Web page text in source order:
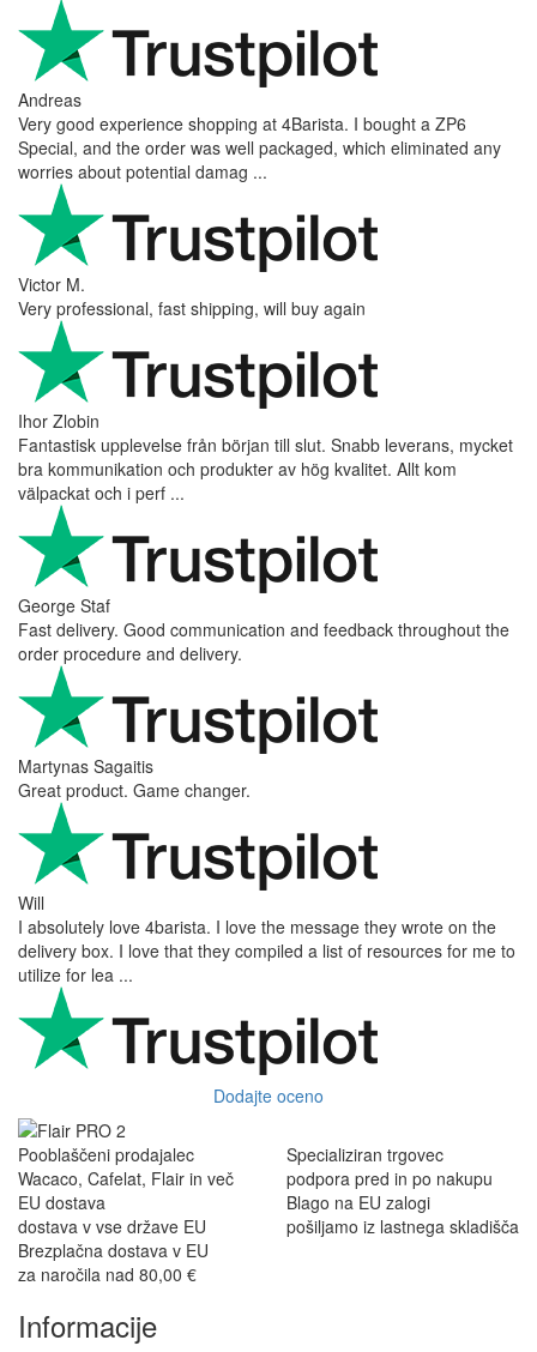
Andreas
Very good experience shopping at 4Barista. I bought a ZP6
Special, and the order was well packaged, which eliminated any
worries about potential damag ...
Victor M.
Very professional, fast shipping, will buy again
Ihor Zlobin
Fantastisk upplevelse från början till slut. Snabb leverans, mycket
bra kommunikation och produkter av hög kvalitet. Allt kom
välpackat och i perf ...
George Staf
Fast delivery. Good communication and feedback throughout the
order procedure and delivery.
Martynas Sagaitis
Great product. Game changer.
Will
I absolutely love 4barista. I love the message they wrote on the
delivery box. I love that they compiled a list of resources for me to
utilize for lea ...
Dodajte oceno
Pooblaščeni prodajalec
Wacaco, Cafelat, Flair in več
Specializiran trgovec
podpora pred in po nakupu
EU dostava
dostava v vse države EU
Blago na EU zalogi
pošiljamo iz lastnega skladišča
Brezplačna dostava v EU
za naročila nad 80,00 €
Informacije